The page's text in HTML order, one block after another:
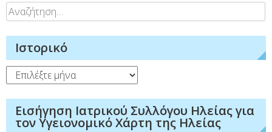
Αναζήτηση
για:
Ιστορικό
Ιστορικό
Εισήγηση Ιατρικού Συλλόγου Ηλείας για
τον Υγειονομικό Χάρτη της Ηλείας